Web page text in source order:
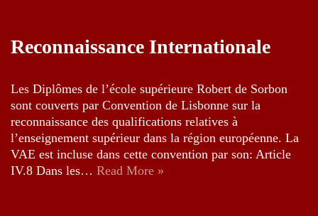
Reconnaissance Internationale
Les Diplômes de l’école supérieure Robert de Sorbon
sont couverts par Convention de Lisbonne sur la
reconnaissance des qualifications relatives à
l’enseignement supérieur dans la région européenne. La
VAE est incluse dans cette convention par son: Article
IV.8 Dans les… Read More »